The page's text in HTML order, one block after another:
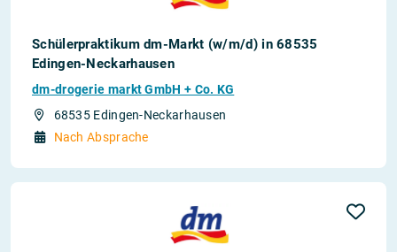
Schülerpraktikum dm-Markt (w/m/d) in 68535
Edingen-Neckarhausen
dm-drogerie markt GmbH + Co. KG
68535 Edingen-Neckarhausen
Nach Absprache